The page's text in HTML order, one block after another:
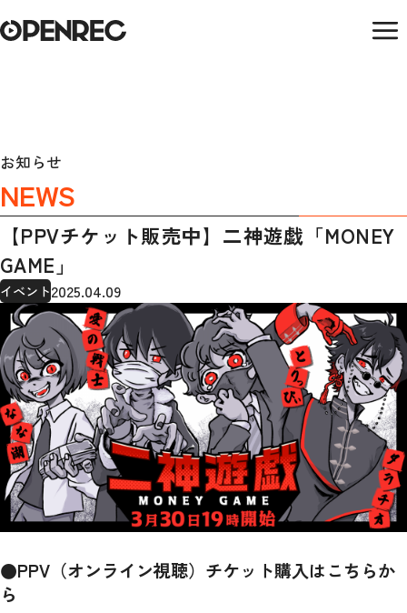
お知らせ
NEWS
【PPVチケット販売中】二神遊戯「MONEY
GAME」
イベント2025.04.09
●PPV（オンライン視聴）チケット購入はこちらか
ら